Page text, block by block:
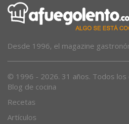
Desde 1996, el magazine
© 1996 - 2026. 31 años. Todos
Blog de cocina
Recetas
Artículos